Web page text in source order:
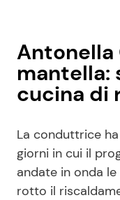
Antonella
mantella:
cucina di
La conduttrice
giorni in cui il
andate in onda
rotto il